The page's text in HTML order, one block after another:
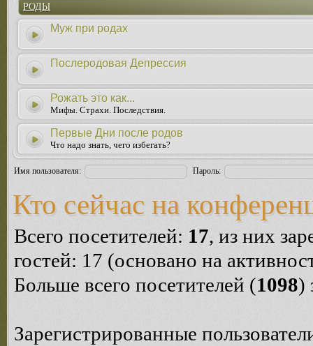
РОДЫ
Муж при родах
Послеродовая Депрессия
Рожать это как...
Мифы. Страхи. Последствия.
Первые Дни после родов
Что надо знать, чего избегать?
Имя пользователя: Пароль:
Кто сейчас на
Всего посетителей: 17, из них
гостей: 17 (основано на
Больше всего посетителей (1098)
Зарегистрированные